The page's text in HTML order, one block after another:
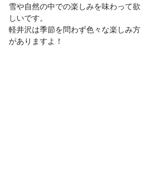
雪や自然の中での楽しみを味わって欲
しいです。
軽井沢は季節を問わず色々な楽しみ方
がありますよ！